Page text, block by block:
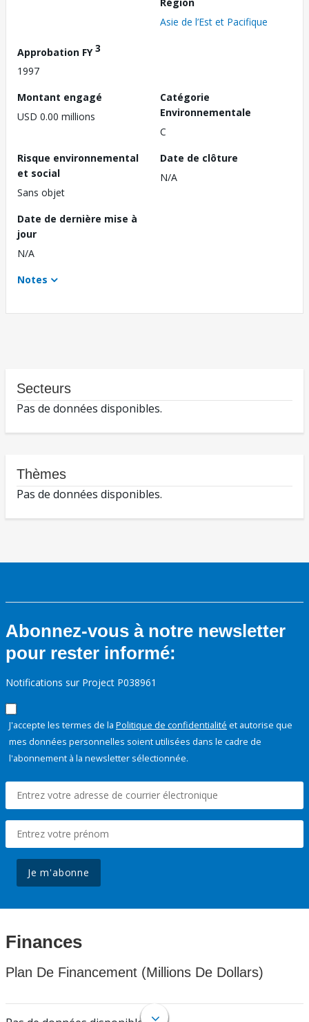
Asie de l’Est et Pacifique
Approbation FY3
1997
Montant engagé
USD 0.00 millions
Catégorie
Environnementale
C
Risque environnemental
et social
Sans objet
Date de clôture
N/A
Date de dernière mise à
jour
N/A
Notes
Secteurs
Pas de données disponibles.
Thèmes
Pas de données disponibles.
Abonnez-vous à notre newsletter
pour rester informé:
Notifications sur Project P038961
J'accepte les termes de la Politique de confidentialité et autorise que
mes données personnelles soient utilisées dans le cadre de
l'abonnement à la newsletter sélectionnée.
Je m'abonne
Finances
Plan De Financement (Millions De Dollars)